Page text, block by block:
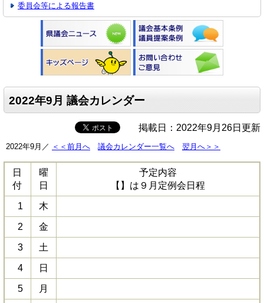
委員会等による報告書
2022年9月 議会カレンダー
掲載日：2022年9月26日更新
2022年9月／ ＜＜前月へ 議会カレンダー一覧へ 翌月へ＞＞
日
付
曜
日
予定内容
【】は９月定例会日程
1 木
2 金
3 土
4 日
5 月